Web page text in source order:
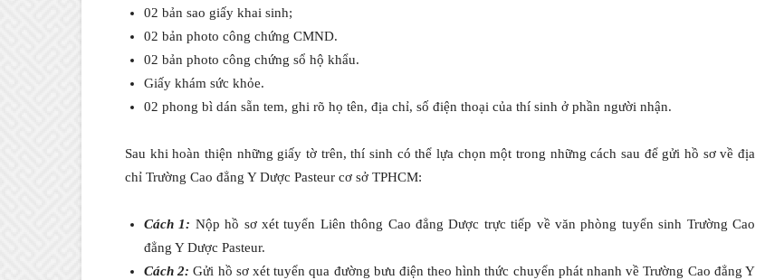
02 bản sao giấy khai sinh;
02 bản photo công chứng CMND.
02 bản photo công chứng sổ hộ khẩu.
Giấy khám sức khỏe.
02 phong bì dán sẵn tem, ghi rõ họ tên, địa chỉ, số điện thoại của thí sinh ở phần người nhận.
Sau khi hoàn thiện những giấy tờ trên, thí sinh có thể lựa chọn một trong những cách sau để gửi hồ sơ về địa
chỉ Trường Cao đẳng Y Dược Pasteur cơ sở TPHCM:
Cách 1: Nộp hồ sơ xét tuyển Liên thông Cao đẳng Dược trực tiếp về văn phòng tuyển sinh Trường Cao
đẳng Y Dược Pasteur.
Cách 2:Gửi hồ sơ xét tuyển qua đường bưu điện theo hình thức chuyển phát nhanh về Trường Cao đẳng Y